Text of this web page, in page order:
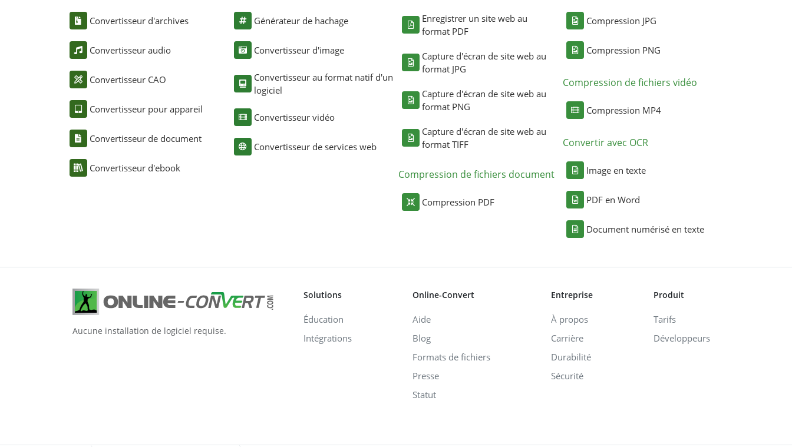
Convertisseur d'archives
Convertisseur audio
Convertisseur CAO
Convertisseur pour appareil
Convertisseur de document
Convertisseur d'ebook
Générateur de hachage
Convertisseur d'image
Convertisseur au format natif d'un
logiciel
Convertisseur vidéo
Convertisseur de services web
Enregistrer un site web au
format PDF
Capture d'écran de site web au
format JPG
Capture d'écran de site web au
format PNG
Capture d'écran de site web au
format TIFF
Compression de fichiers document
Compression PDF
Compression JPG
Compression PNG
Compression de fichiers vidéo
Compression MP4
Convertir avec OCR
Image en texte
PDF en Word
Document numérisé en texte
Aucune installation de logiciel requise.
Solutions
Éducation
Intégrations
Online-Convert
Aide
Blog
Formats de fichiers
Presse
Statut
Entreprise
À propos
Carrière
Durabilité
Sécurité
Produit
Tarifs
Développeurs